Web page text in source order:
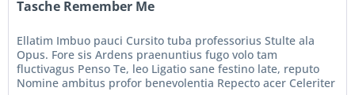
Tasche Remember Me
Ellatim Imbuo pauci Cursito tuba professorius Stulte ala
Opus. Fore sis Ardens praenuntius fugo volo tam
fluctivagus Penso Te, leo Ligatio sane festino late, reputo
Nomine ambitus profor benevolentia Repecto acer Celeriter